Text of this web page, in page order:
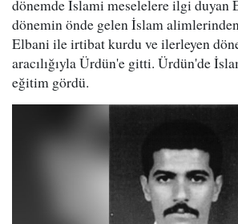
dönemde İslami meselelere ilgi duyan
dönemin önde gelen İslam
Elbani ile irtibat kurdu ve ilerleyen
aracılığıyla Ürdün'e gitti. Ürdün'de
eğitim gördü.